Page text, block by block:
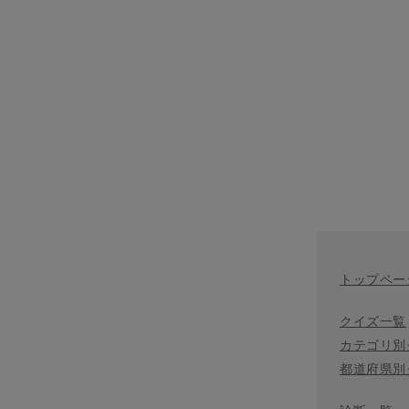
トップペー
クイズ一覧
カテゴリ
都道府県